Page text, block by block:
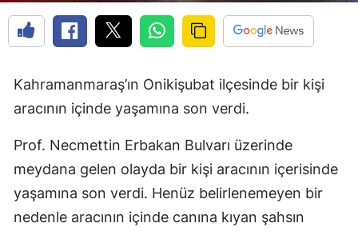
Kahramanmaraş’ın Onikişubat ilçesinde bir kişi
aracının içinde yaşamına son verdi.
Prof. Necmettin Erbakan Bulvarı üzerinde
meydana gelen olayda bir kişi aracının içerisinde
yaşamına son verdi. Henüz belirlenemeyen bir
nedenle aracının içinde canına kıyan şahsın